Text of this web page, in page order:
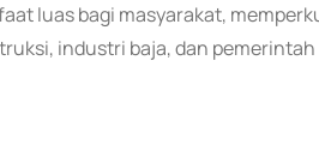
luas bagi masyarakat,
industri baja, dan pemerintah